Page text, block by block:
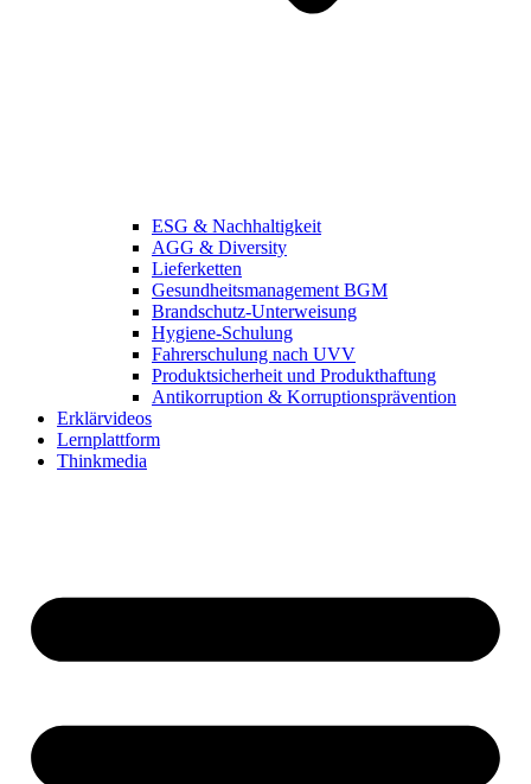
ESG & Nachhaltigkeit
AGG & Diversity
Lieferketten
Gesundheitsmanagement BGM
Brandschutz-Unterweisung
Hygiene-Schulung
Fahrerschulung nach UVV
Produktsicherheit und Produkthaftung
Antikorruption & Korruptionsprävention
Erklärvideos
Lernplattform
Thinkmedia